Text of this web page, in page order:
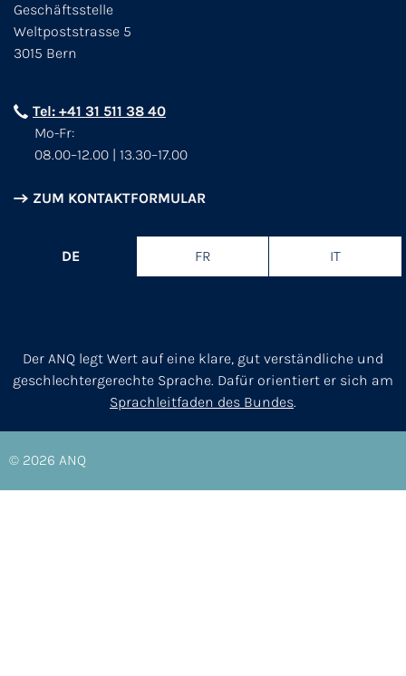
Geschäftsstelle
Weltpoststrasse 5
3015 Bern
Tel: +41 31 511 38 40
Mo-Fr:
08.00–12.00 | 13.30–17.00
ZUM KONTAKTFORMULAR
DE FR IT
Der ANQ legt Wert auf eine klare, gut verständliche und
geschlechtergerechte Sprache. Dafür orientiert er sich am
Sprachleitfaden des Bundes.
© 2026 ANQ